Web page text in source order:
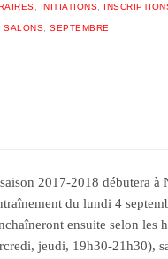
INITIATIONS
,SALONS ,SEPTEMBRE
2017-2018 débutera à
du lundi 4
ensuite selon les
jeudi, 19h30-21h30),